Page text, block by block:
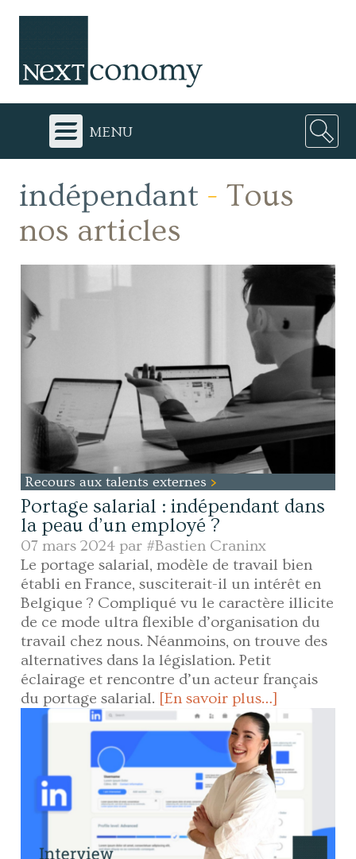
menu
indépendant - Tous
nos articles
Recours aux talents externes
Portage salarial : indépendant dans
la peau d’un employé ?
07 mars 2024 par #Bastien Craninx
Le portage salarial, modèle de travail bien
établi en France, susciterait-il un intérêt en
Belgique ? Compliqué vu le caractère illicite
de ce mode ultra flexible d’organisation du
travail chez nous. Néanmoins, on trouve des
alternatives dans la législation. Petit
éclairage et rencontre d’un acteur français
du portage salarial. [En savoir plus…]